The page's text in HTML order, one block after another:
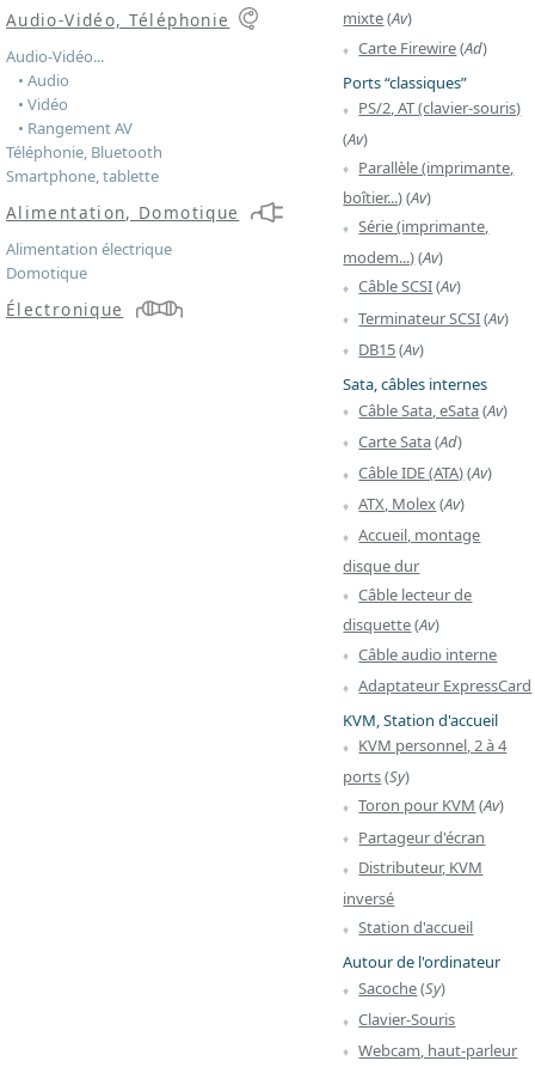
mixte(Av)
Carte Firewire(Ad)
Ports “classiques”
PS/2, AT (clavier-souris)
(Av)
Parallèle (imprimante,
boîtier...)(Av)
Série (imprimante,
modem...)(Av)
Câble SCSI(Av)
Terminateur SCSI(Av)
DB15(Av)
Sata, câbles internes
Câble Sata, eSata(Av)
Carte Sata(Ad)
Câble IDE (ATA)(Av)
ATX, Molex(Av)
Accueil, montage
disque dur
Câble lecteur de
disquette(Av)
Câble audio interne
Adaptateur ExpressCard
KVM, Station d'accueil
KVM personnel, 2 à 4
ports(Sy)
Toron pour KVM (Av)
Partageur d'écran
Distributeur, KVM
inversé
Station d'accueil
Autour de l'ordinateur
Sacoche(Sy)
Clavier-Souris
Webcam, haut-parleur
Audio-Vidéo, Téléphonie
Audio-Vidéo...
• Audio
• Vidéo
• Rangement AV
Téléphonie, Bluetooth
Smartphone, tablette
Alimentation, Domotique
Alimentation électrique
Domotique
Électronique